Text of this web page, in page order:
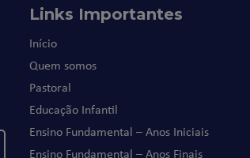
Links Importantes
Início
Quem somos
Pastoral
Educação Infantil
Ensino Fundamental – Anos Iniciais
Ensino Fundamental – Anos Finais